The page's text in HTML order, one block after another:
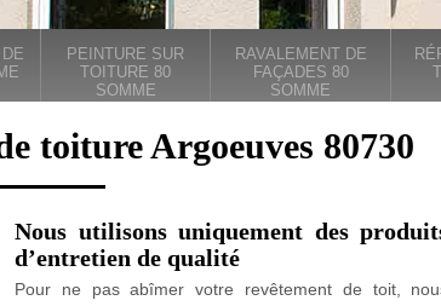
PEINTURE SUR
TOITURE 80
SOMME
RAVALEMENT DE
FAÇADES 80
SOMME
toiture Argoeuves 80730
Nous utilisons uniquement des
d’entretien de qualité
Pour ne pas abîmer votre revêtement de toit,